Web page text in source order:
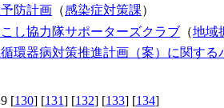
防計画 （感染症対策課）
し協力隊サポーターズクラブ （地域
環器病対策推進計画（案）に関す
[130] [131] [132] [133] [134]